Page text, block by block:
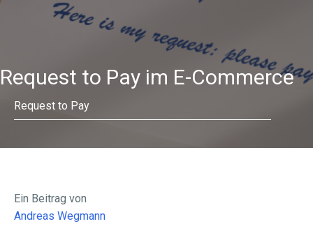
Request to Pay im E-Commerce
Request to Pay
Ein Beitrag von
Andreas Wegmann